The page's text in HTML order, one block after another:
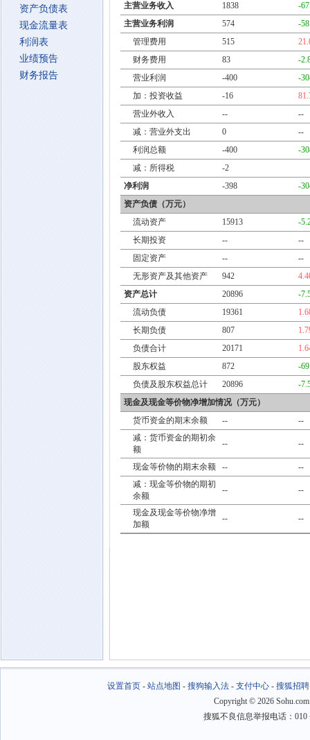
资产负债表
现金流量表
利润表
业绩预告
财务报告
主营业务收入
1838
-
主营业务利润
574
-
管理费用
515
财务费用
83
-
营业利润
-400
-
加：投资收益
-16
营业外收入
--
--
减：营业外支出
0
--
利润总额
-400
-
减：所得税
-2
净利润
-398
-
资产负债（万元）
流动资产
15913
-
长期投资
--
--
固定资产
--
--
无形资产及其他资产
942
资产总计
20896
-
流动负债
19361
长期负债
807
负债合计
20171
股东权益
872
-
负债及股东权益总计
20896
-
现金及现金等价物净增加情况（万元）
货币资金的期末余额
--
--
减：货币资金的期初余
额
-- --
现金等价物的期末余额 --
--
减：现金等价物的期初
余额
-- --
现金及现金等价物净增
加额
-- --
设置首页- 站点地图 - 搜狗输入法- 支付中心- 搜狐招聘
Copyright © 2026
搜狐不良信息举报电话：010